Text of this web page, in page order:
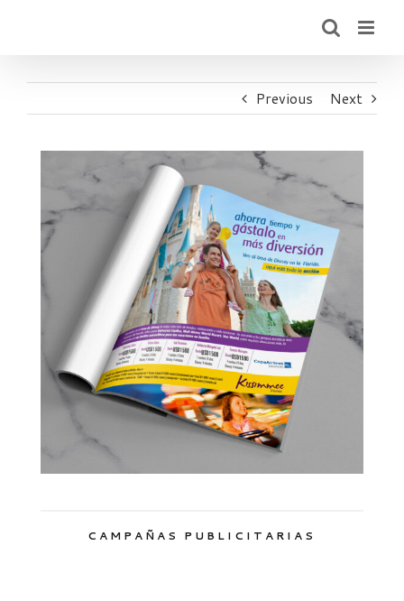
Previous
Next
CAMPAÑAS PUBLICITARIAS